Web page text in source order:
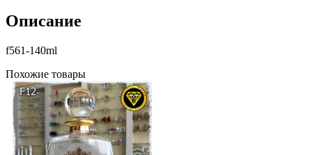
Описание
f561-140ml
Похожие товары